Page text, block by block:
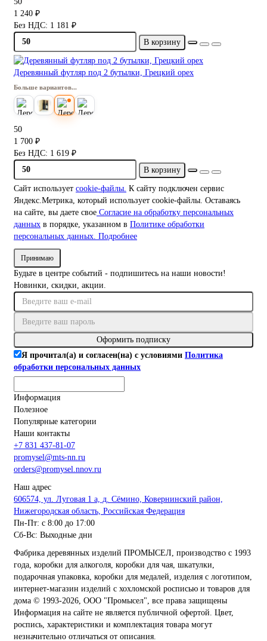
1 240 ₽
Без НДС: 1 181 ₽
В корзину
Деревянный футляр под 2 бутылки, Грецкий орех
Больше вариантов...
50
1 700 ₽
Без НДС: 1 619 ₽
В корзину
Сайт использует cookie-файлы. К cайту подключен сервис
Яндекс.Метрика, который использует cookie-файлы. Оставаясь
на сайте, вы даете свое Согласие на обработку персональных
данных в порядке, указанном в Политике обработки
персональных данных. Подробнее
Принимаю
Будьте в центре событий - подпишитесь на наши новости!
Новинки, скидки, акции.
Оформить подписку
Я прочитал(а) и согласен(на) с условиями Политика
обработки персональных данных
Информация
Полезное
Популярные категории
Наши контакты
+7 831 437-81-07
promysel@mts-nn.ru
orders@promysel.nnov.ru
Наш адрес
606574, ул. Луговая 1 а, д. Сёмино, Ковернинский район,
Нижегородская область, Российская Федерация
Пн-Пт: с 8:00 до 17:00
Сб-Вс: Выходные дни
Фабрика деревянных изделий ПРОМЫСЕЛ, производство с 1993
года, коробки для алкоголя, коробки для чая, шкатулки,
подарочная упаковка, коробки для медалей, изделия с логотипом,
интернет-магазин изделий с хохломской росписью и товаров для
дома © 1993-2026, ООО "Промысел", все права защищены
Информация на сайте не является публичной офертой. Цвет,
роспись, характеристики и комплектация товара могут
незначительно отличаться от описания.